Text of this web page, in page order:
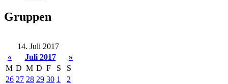
Gruppen
14. Juli 2017
«
Juli 2017
»
M D M D F S
S
26 27 28 29 30 1
2